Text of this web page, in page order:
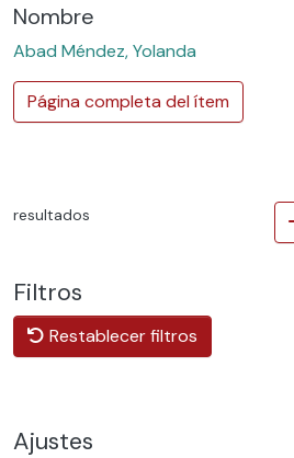
Nombre
Abad Méndez, Yolanda
Página completa del ítem
resultados
Filtros
Restablecer filtros
Ajustes